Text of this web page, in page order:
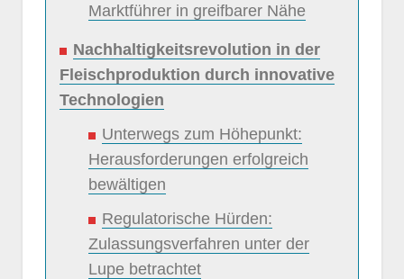
Marktführer in greifbarer Nähe
Nachhaltigkeitsrevolution in der
Fleischproduktion durch innovative
Technologien
Unterwegs zum Höhepunkt:
Herausforderungen erfolgreich
bewältigen
Regulatorische Hürden:
Zulassungsverfahren unter der
Lupe betrachtet